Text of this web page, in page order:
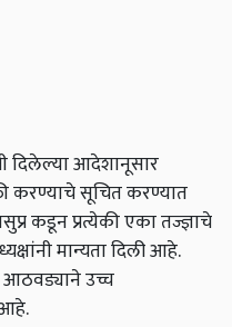
दिलेल्याआदेशानूसार
करण्याचेसूचितकरण्यात
कडूनप्रत्येकीएकातज्ज्ञाचे
मान्यतादिलीआहे.
आठवड्यानेउच्च
.